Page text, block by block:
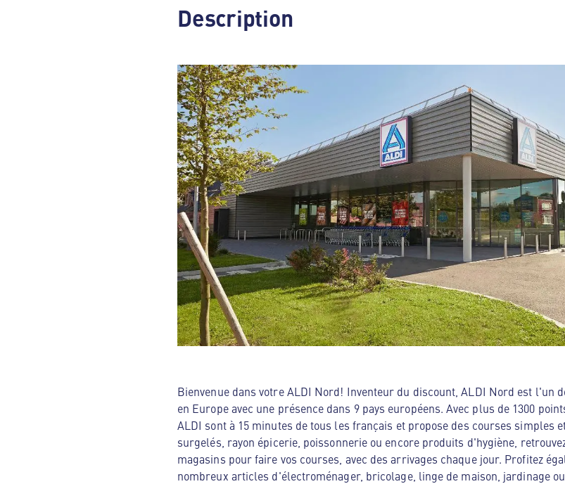
Description
Bienvenue dans votre ALDI Nord! Inventeur du discount, ALDI Nord est l'un
en Europe avec une présence dans 9 pays européens. Avec plus de 1300
ALDI sont à 15 minutes de tous les français et propose des courses simples
surgelés, rayon épicerie, poissonnerie ou encore produits d'hygiène,
magasins pour faire vos courses, avec des arrivages chaque jour. Profitez
nombreux articles d'électroménager, bricolage, linge de maison, jardinage